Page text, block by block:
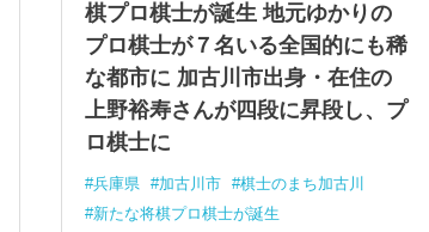
棋プロ棋士が誕生 地元ゆかりの
プロ棋士が７名いる全国的にも稀
な都市に 加古川市出身・在住の
上野裕寿さんが四段に昇段し、プ
ロ棋士に
兵庫県 加古川市
棋士のまち加古川
新たな将棋プロ棋士が誕生